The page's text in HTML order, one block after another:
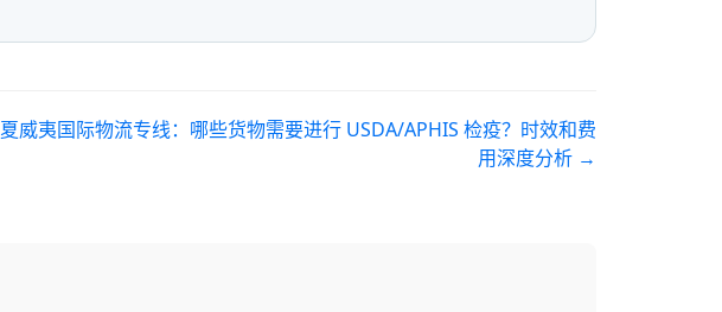
夏威夷国际物流专线：哪些货物需要进行 USDA/APHIS 检疫？时效和费
用深度分析 →